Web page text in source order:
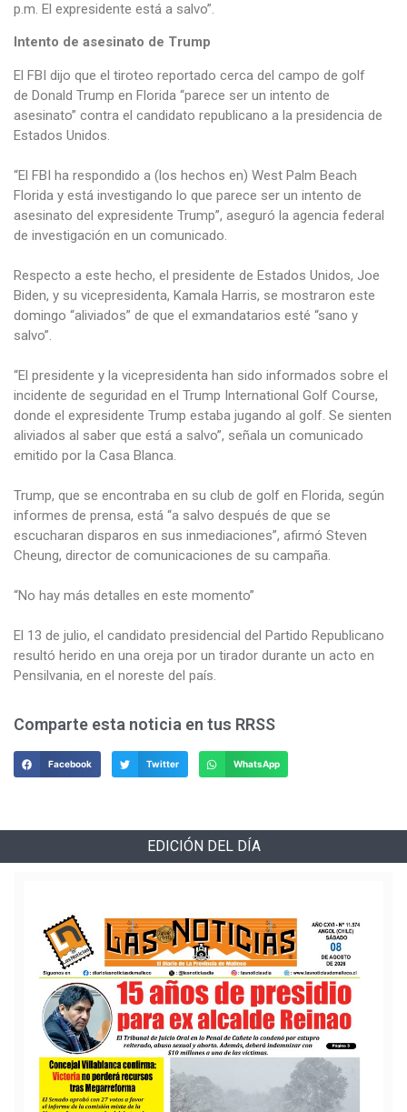
p.m. El expresidente está a salvo”.
Intento de asesinato de Trump
El FBI dijo que el tiroteo reportado cerca del campo de golf
de Donald Trump en Florida “parece ser un intento de
asesinato” contra el candidato republicano a la presidencia de
Estados Unidos.
“El FBI ha respondido a (los hechos en) West Palm Beach
Florida y está investigando lo que parece ser un intento de
asesinato del expresidente Trump”, aseguró la agencia federal
de investigación en un comunicado.
Respecto a este hecho, el presidente de Estados Unidos, Joe
Biden, y su vicepresidenta, Kamala Harris, se mostraron este
domingo “aliviados” de que el exmandatarios esté “sano y
salvo”.
“El presidente y la vicepresidenta han sido informados sobre el
incidente de seguridad en el Trump International Golf Course,
donde el expresidente Trump estaba jugando al golf. Se sienten
aliviados al saber que está a salvo”, señala un comunicado
emitido por la Casa Blanca.
Trump, que se encontraba en su club de golf en Florida, según
informes de prensa, está “a salvo después de que se
escucharan disparos en sus inmediaciones”, afirmó Steven
Cheung, director de comunicaciones de su campaña.
“No hay más detalles en este momento”
El 13 de julio, el candidato presidencial del Partido Republicano
resultó herido en una oreja por un tirador durante un acto en
Pensilvania, en el noreste del país.
Comparte esta noticia en tus RRSS
Facebook Twitter WhatsApp
EDICIÓN DEL DÍA